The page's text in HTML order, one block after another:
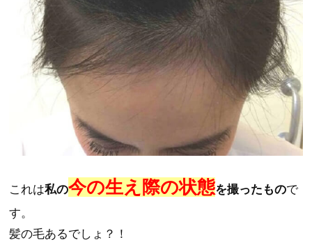
これは私の今の生え際の状態を撮ったもので
す。
髪の毛あるでしょ？！